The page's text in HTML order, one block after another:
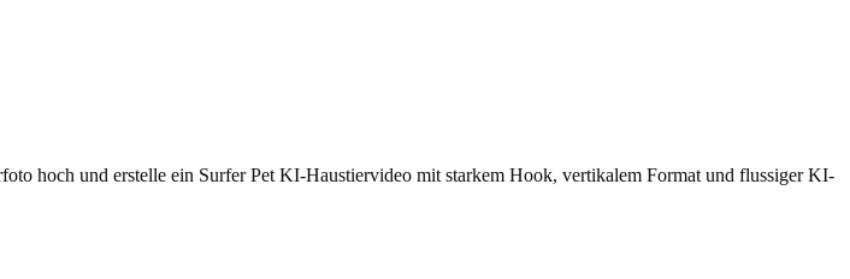
hoch und erstelle ein Surfer Pet KI-Haustiervideo mit starkem Hook, vertikalem Format und flussiger KI-